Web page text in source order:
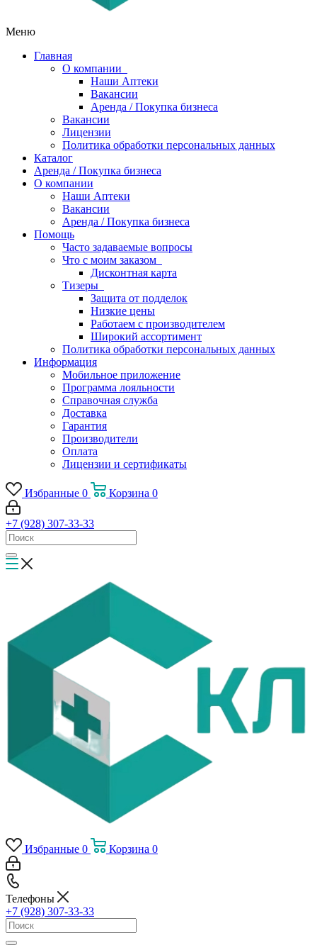
Меню
Главная
О компании
Наши Аптеки
Вакансии
Аренда / Покупка бизнеса
Вакансии
Лицензии
Политика обработки персональных данных
Каталог
Аренда / Покупка бизнеса
О компании
Наши Аптеки
Вакансии
Аренда / Покупка бизнеса
Помощь
Часто задаваемые вопросы
Что с моим заказом
Дисконтная карта
Тизеры
Защита от подделок
Низкие цены
Работаем с производителем
Широкий ассортимент
Политика обработки персональных данных
Информация
Мобильное приложение
Программа лояльности
Справочная служба
Доставка
Гарантия
Производители
Оплата
Лицензии и сертификаты
Избранные 0 Корзина 0
+7 (928) 307-33-33
Избранные 0 Корзина 0
Телефоны
+7 (928) 307-33-33